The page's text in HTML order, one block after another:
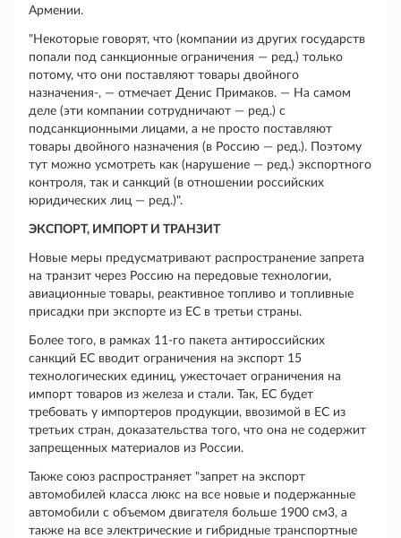
Армении.
"Некоторые говорят, что (компании из других государств
попали под санкционные ограничения — ред.) только
потому, что они поставляют товары двойного
назначения-, — отмечает Денис Примаков. — На самом
деле (эти компании сотрудничают — ред.) с
подсанкционными лицами, а не просто поставляют
товары двойного назначения (в Россию — ред.). Поэтому
тут можно усмотреть как (нарушение — ред.) экспортного
контроля, так и санкций (в отношении российских
юридических лиц — ред.)".
ЭКСПОРТ, ИМПОРТ И ТРАНЗИТ
Новые меры предусматривают распространение запрета
на транзит через Россию на передовые технологии,
авиационные товары, реактивное топливо и топливные
присадки при экспорте из ЕС в третьи страны.
Более того, в рамках 11-го пакета антироссийских
санкций ЕС вводит ограничения на экспорт 15
технологических единиц, ужесточает ограничения на
импорт товаров из железа и стали. Так, ЕС будет
требовать у импортеров продукции, ввозимой в ЕС из
третьих стран, доказательства того, что она не содержит
запрещенных материалов из России.
Также союз распространяет "запрет на экспорт
автомобилей класса люкс на все новые и подержанные
автомобили с объемом двигателя больше 1900 см3, а
также на все электрические и гибридные транспортные